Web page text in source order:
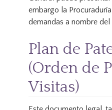
embargo la
demandas a nombre del
Plan de
(Orden de
Visitas)